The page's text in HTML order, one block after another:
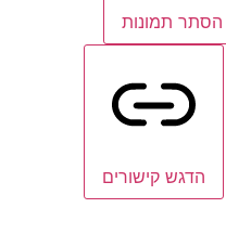
הסתר תמונות
הדגש קישורים